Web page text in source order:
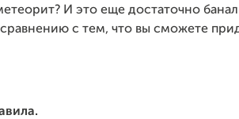
И это еще достаточно
с тем, что вы сможете